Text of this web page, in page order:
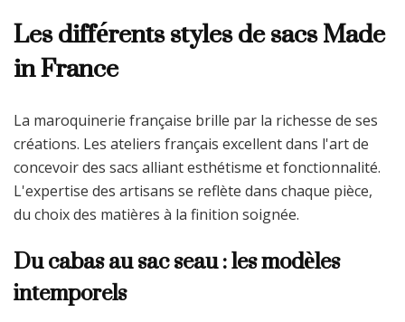
Les différents styles de sacs Made
in France
La maroquinerie française brille par la richesse de ses
créations. Les ateliers français excellent dans l'art de
concevoir des sacs alliant esthétisme et fonctionnalité.
L'expertise des artisans se reflète dans chaque pièce,
du choix des matières à la finition soignée.
Du cabas au sac seau : les modèles
intemporels